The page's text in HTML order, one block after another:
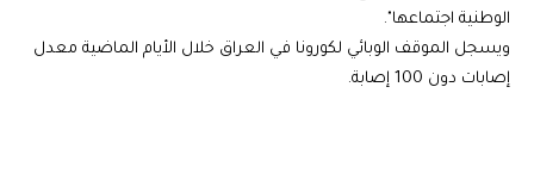
الوطنية اجتماعها".
ويسجل الموقف الوبائي لكورونا في العراق خلال الأيام الماضية معدل
إصابات دون 100 إصابة.